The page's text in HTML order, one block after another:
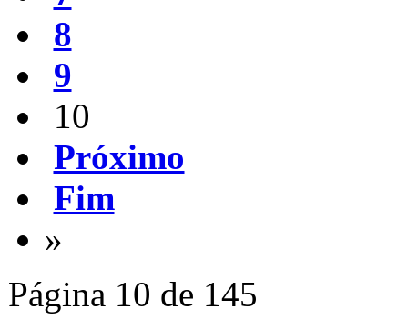
8
9
10
Próximo
Fim
»
Página 10 de 145